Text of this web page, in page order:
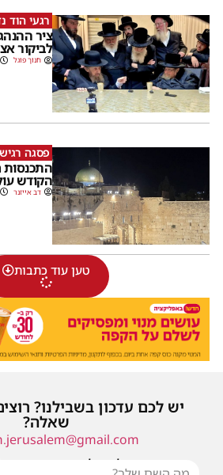
רגעי הוד
ציר
לביקור
חנוך פוגל
פסגה
התכנסות
הקודש
דב אייזנר
טען עוד כתבות
יש לכם עדכון בשבילנו?
שאלה?
או שילחו אלינו פנייה ונחזור